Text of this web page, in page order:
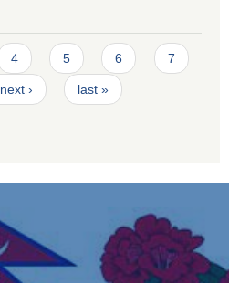
4 5 6 7
next › last »